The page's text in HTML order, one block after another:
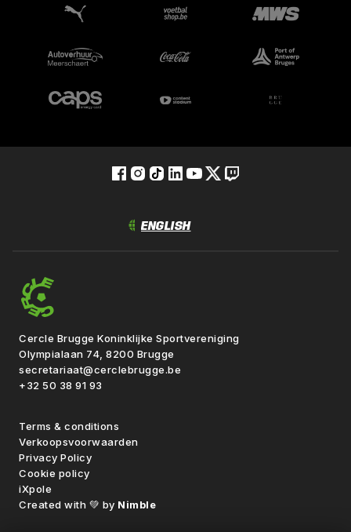
Cercle Brugge Koninklijke Sportvereniging
Olympialaan 74, 8200 Brugge
secretariaat@cerclebrugge.be
+32 50 38 91 93
Terms & conditions
Verkoopsvoorwaarden
Privacy Policy
Cookie policy
iXpole
Created with 💚 by Nimble